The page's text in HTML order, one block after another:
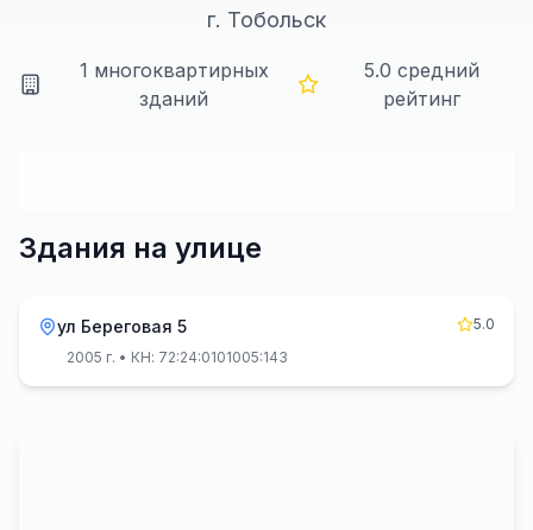
г. Тобольск
1 многоквартирных
зданий
5.0 средний
рейтинг
Здания на улице
ул Береговая 5
5.0
2005 г. • КН: 72:24:0101005:143